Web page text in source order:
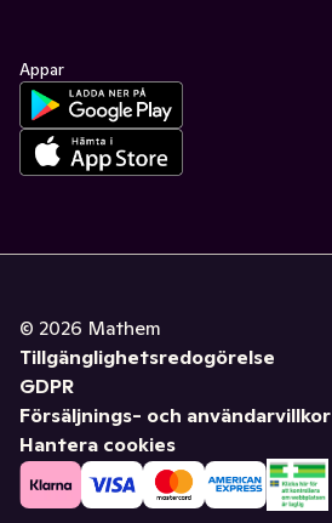
Appar
© 2026 Mathem
Tillgänglighetsredogörelse
GDPR
Försäljnings- och användarvillkor
Hantera cookies